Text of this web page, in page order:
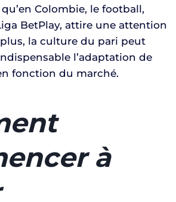
Colombie, le football,
BetPlay, attire une attention
la culture du pari peut
l’adaptation de
fonction du marché.
à